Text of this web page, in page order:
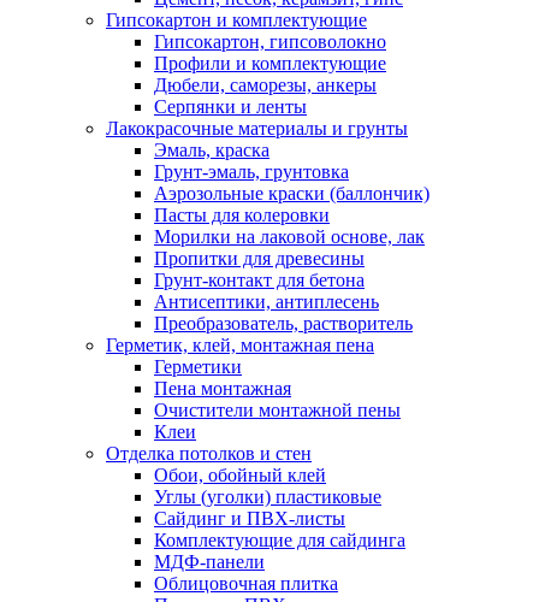
Гипсокартон и комплектующие
Гипсокартон, гипсоволокно
Профили и комплектующие
Дюбели, саморезы, анкеры
Серпянки и ленты
Лакокрасочные материалы и грунты
Эмаль, краска
Грунт-эмаль, грунтовка
Аэрозольные краски (баллончик)
Пасты для колеровки
Морилки на лаковой основе, лак
Пропитки для древесины
Грунт-контакт для бетона
Антисептики, антиплесень
Преобразователь, растворитель
Герметик, клей, монтажная пена
Герметики
Пена монтажная
Очистители монтажной пены
Клеи
Отделка потолков и стен
Обои, обойный клей
Углы (уголки) пластиковые
Сайдинг и ПВХ-листы
Комплектующие для сайдинга
МДФ-панели
Облицовочная плитка